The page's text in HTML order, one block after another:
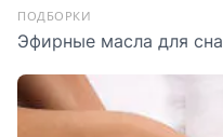
ПОДБОРКИ
Эфирные масла для сна